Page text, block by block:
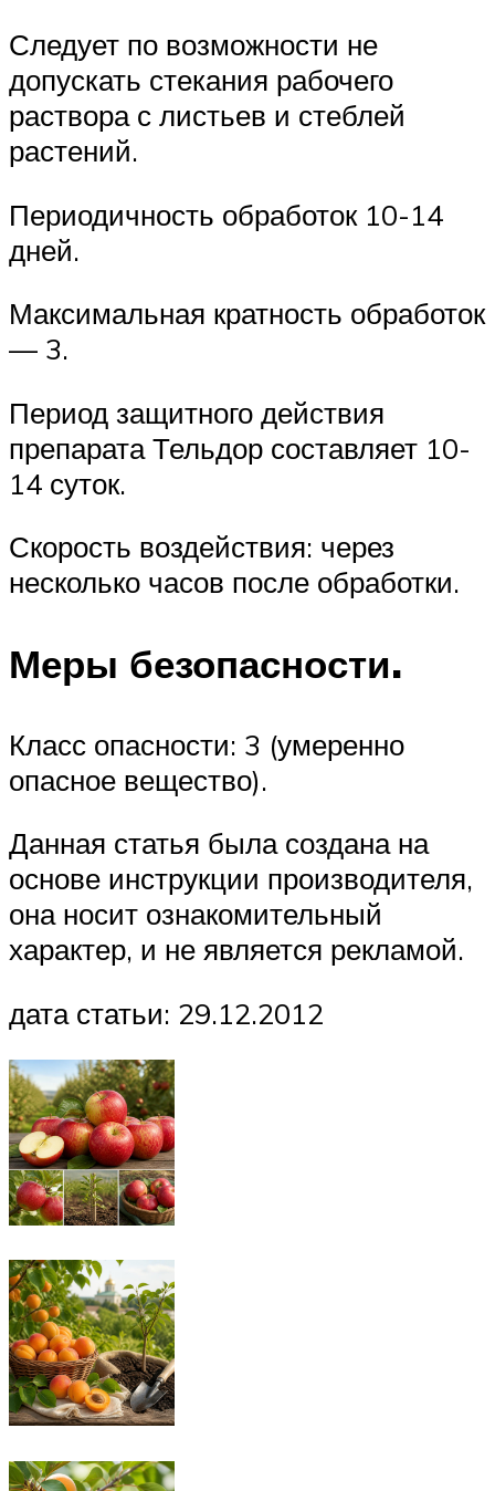
Следует по возможности не
допускать стекания рабочего
раствора с листьев и стеблей
растений.
Периодичность обработок 10-14
дней.
Максимальная кратность обработок
— 3.
Период защитного действия
препарата Тельдор составляет 10-
14 суток.
Скорость воздействия: через
несколько часов после обработки.
Меры безопасности.
Класс опасности: 3 (умеренно
опасное вещество).
Данная статья была создана на
основе инструкции производителя,
она носит ознакомительный
характер, и не является рекламой.
дата статьи: 29.12.2012